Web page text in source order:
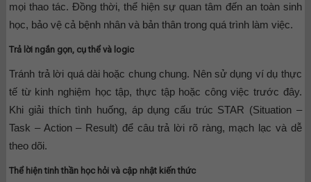
mọi thao tác. Đồng thời, thể hiện sự quan tâm đến an toàn sinh
học, bảo vệ cả bệnh nhân và bản thân trong quá trình làm việc.
Trả lời ngắn gọn, cụ thể và logic
Tránh trả lời quá dài hoặc chung chung. Nên sử dụng ví dụ thực
tế từ kinh nghiệm học tập, thực tập hoặc công việc trước đây.
Khi giải thích tình huống, áp dụng cấu trúc STAR (Situation –
Task – Action – Result) để câu trả lời rõ ràng, mạch lạc và dễ
theo dõi.
Thể hiện tinh thần học hỏi và cập nhật kiến thức